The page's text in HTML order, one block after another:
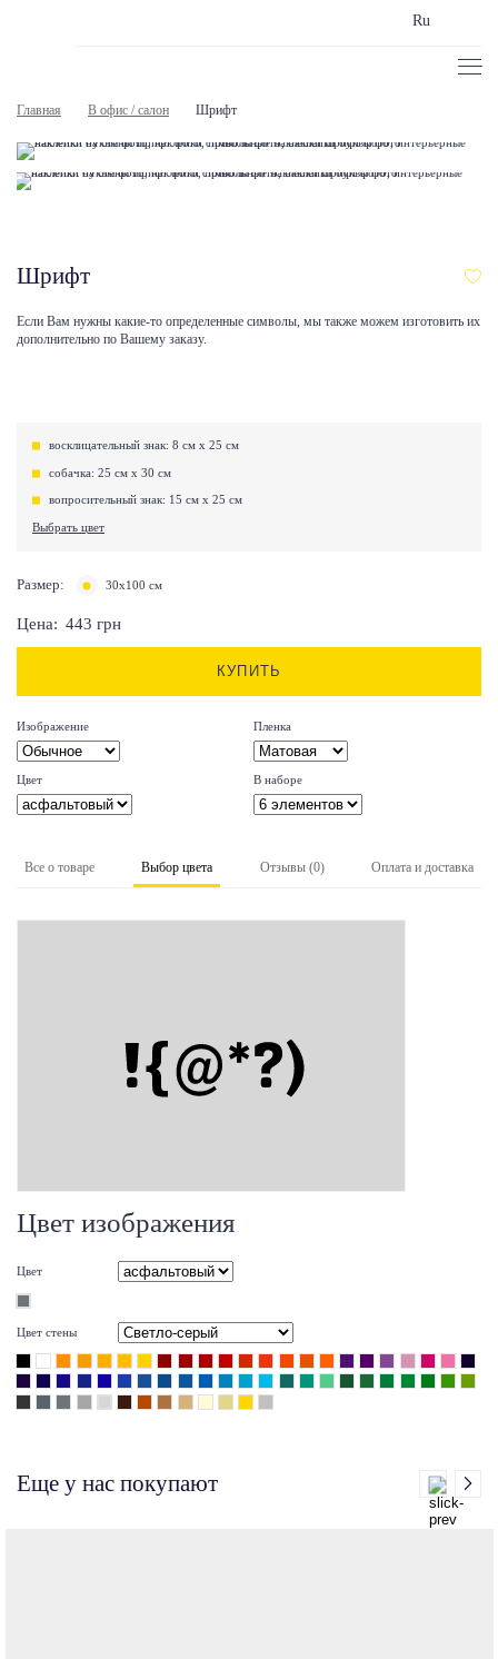
Ru
Главная В офис / салон Шрифт
Шрифт
Если Вам нужны какие-то определенные символы, мы также можем изготовить их
дополнительно по Вашему заказу.
восклицательный знак: 8 см х 25 см
собачка: 25 см х 30 см
вопросительный знак: 15 см х 25 см
Выбрать цвет
Размер: 30х100 см
Цена: 443 грн
КУПИТЬ
Изображение Пленка
Цвет В наборе
Все о товаре Выбор цвета Отзывы (0) Оплата и доставка
Цвет изображения
Цвет
Цвет стены
Еще у нас покупают